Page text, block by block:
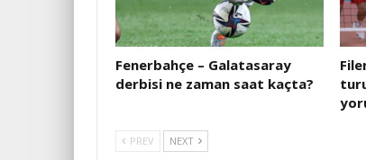
Fenerbahçe – Galatasaray
derbisi ne zaman saat kaçta?
PREV NEXT